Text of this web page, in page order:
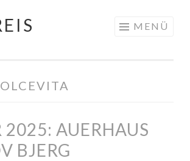
MENÜ
2025: AUERHAUS
BJERG